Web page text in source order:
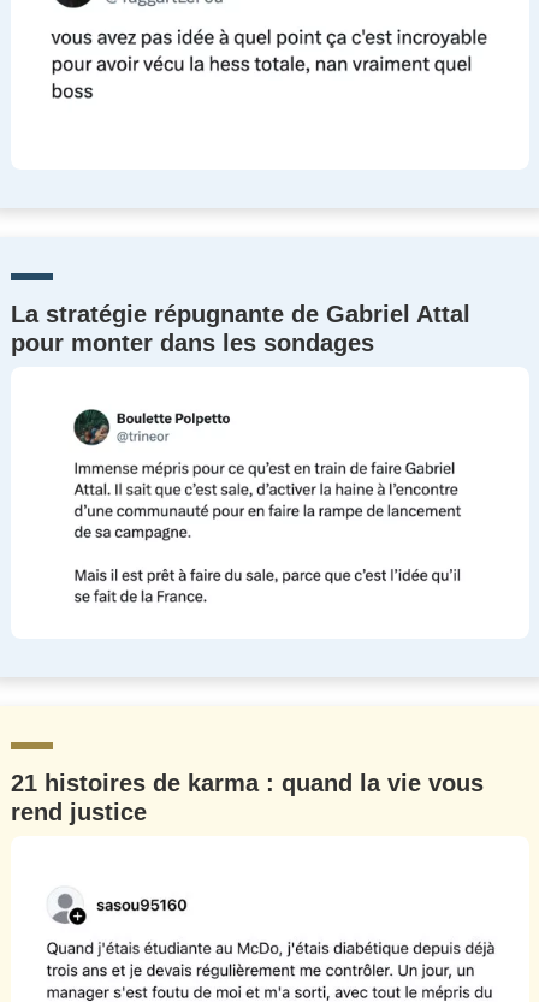
La stratégie répugnante de Gabriel Attal
pour monter dans les sondages
21 histoires de karma : quand la vie vous
rend justice